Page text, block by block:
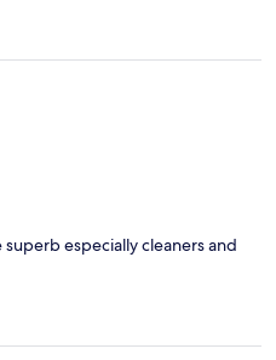
especially cleaners and